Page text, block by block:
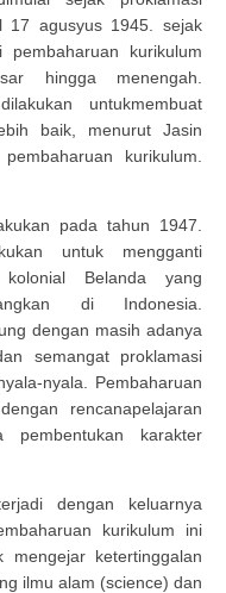
17 agusyus 1945. sejak
kurikulum
hingga menengah.
untukmembuat
baik, menurut Jasin
kurikulum.
pada tahun 1947.
untuk mengganti
Belanda yang
di Indonesia.
dengan masih adanya
semangat proklamasi
nyala. Pembaharuan
rencanapelajaran
karakter
dengan keluarnya
kurikulum ini
ketertinggalan
ilmu alam (science) dan